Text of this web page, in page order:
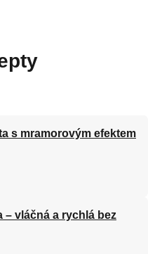
s mramorovým efektem
vláčná a rychlá bez